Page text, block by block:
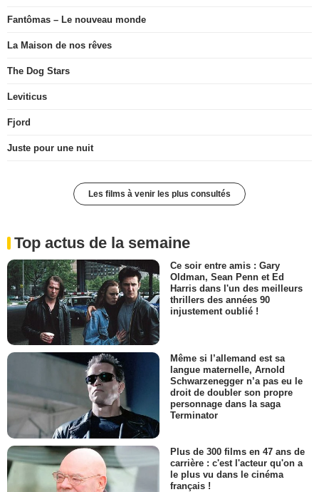
Fantômas – Le nouveau monde
La Maison de nos rêves
The Dog Stars
Leviticus
Fjord
Juste pour une nuit
Les films à venir les plus consultés
Top actus de la semaine
Ce soir entre amis : Gary
Oldman, Sean Penn et Ed
Harris dans l'un des meilleurs
thrillers des années 90
injustement oublié !
Même si l’allemand est sa
langue maternelle, Arnold
Schwarzenegger n’a pas eu le
droit de doubler son propre
personnage dans la saga
Terminator
Plus de 300 films en 47 ans de
carrière : c'est l'acteur qu'on a
le plus vu dans le cinéma
français !